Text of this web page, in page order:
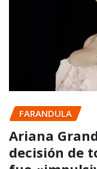
FARANDULA
Ariana
decisión de